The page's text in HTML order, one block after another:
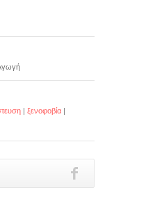
Αγωγή
| ξενοφοβία |